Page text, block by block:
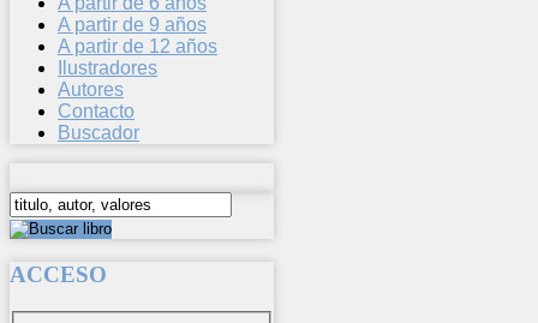
A partir de 9 años
A partir de 12 años
Ilustradores
Autores
Contacto
Buscador
ACCESO